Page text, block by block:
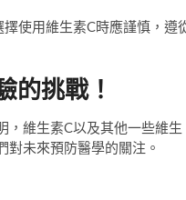
使用維生素C時應謹慎，遵
的挑戰！
，維生素C以及其他一些維生
未來預防醫學的關注。